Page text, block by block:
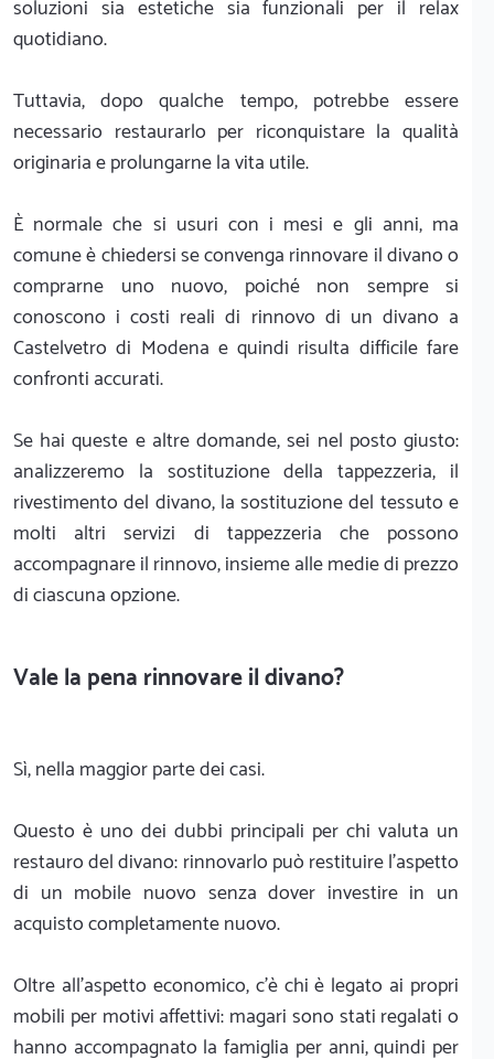
soluzioni sia estetiche sia funzionali per il relax
quotidiano.
Tuttavia, dopo qualche tempo, potrebbe essere
necessario restaurarlo per riconquistare la qualità
originaria e prolungarne la vita utile.
È normale che si usuri con i mesi e gli anni, ma
comune è chiedersi se convenga rinnovare il divano o
comprarne uno nuovo, poiché non sempre si
conoscono i costi reali di rinnovo di un divano a
Castelvetro di Modena e quindi risulta difficile fare
confronti accurati.
Se hai queste e altre domande, sei nel posto giusto:
analizzeremo la sostituzione della tappezzeria, il
rivestimento del divano, la sostituzione del tessuto e
molti altri servizi di tappezzeria che possono
accompagnare il rinnovo, insieme alle medie di prezzo
di ciascuna opzione.
Vale la pena rinnovare il divano?
Sì, nella maggior parte dei casi.
Questo è uno dei dubbi principali per chi valuta un
restauro del divano: rinnovarlo può restituire l’aspetto
di un mobile nuovo senza dover investire in un
acquisto completamente nuovo.
Oltre all’aspetto economico, c’è chi è legato ai propri
mobili per motivi affettivi: magari sono stati regalati o
hanno accompagnato la famiglia per anni, quindi per